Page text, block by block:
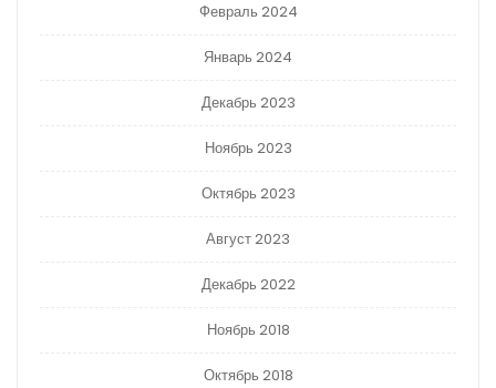
Февраль 2024
Январь 2024
Декабрь 2023
Ноябрь 2023
Октябрь 2023
Август 2023
Декабрь 2022
Ноябрь 2018
Октябрь 2018